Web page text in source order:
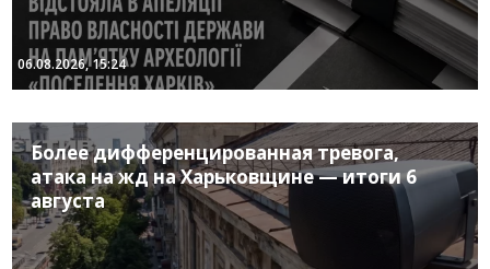
06.08.2026, 15:24
Более дифференцированная тревога,
атака на жд на Харьковщине — итоги 6
августа